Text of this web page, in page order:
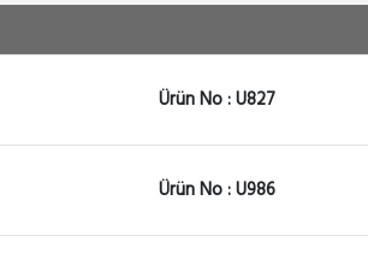
Ürün No : U827
Ürün No : U986